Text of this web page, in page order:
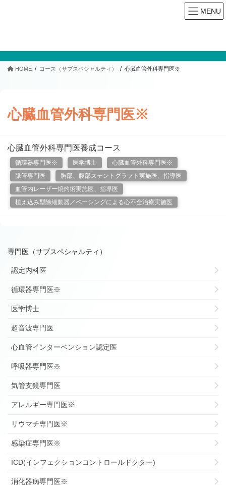
HOME コース（サブスペシャルティ） 心臓血管外科専門医※
心臓血管外科専門医※
心臓血管外科専門医養成コース
循環器専門医※ 医学博士
心臓血管外科専門医※
脈管専門医
胸部、腹部ステントグラフト実施医、指導医
血管内レーザー焼灼術実施医、指導医
植え込み型除細動器／ペーシングによる心不全治療実施医
専門医（サブスペシャルティ）
認定内科医
循環器専門医※
医学博士
超音波専門医
心血管インターベンション認定医
呼吸器専門医※
気管支鏡専門医
アレルギー専門医※
リウマチ専門医※
感染症専門医※
ICD(インフェクションコントロールドクター)
消化器病専門医※
MENU